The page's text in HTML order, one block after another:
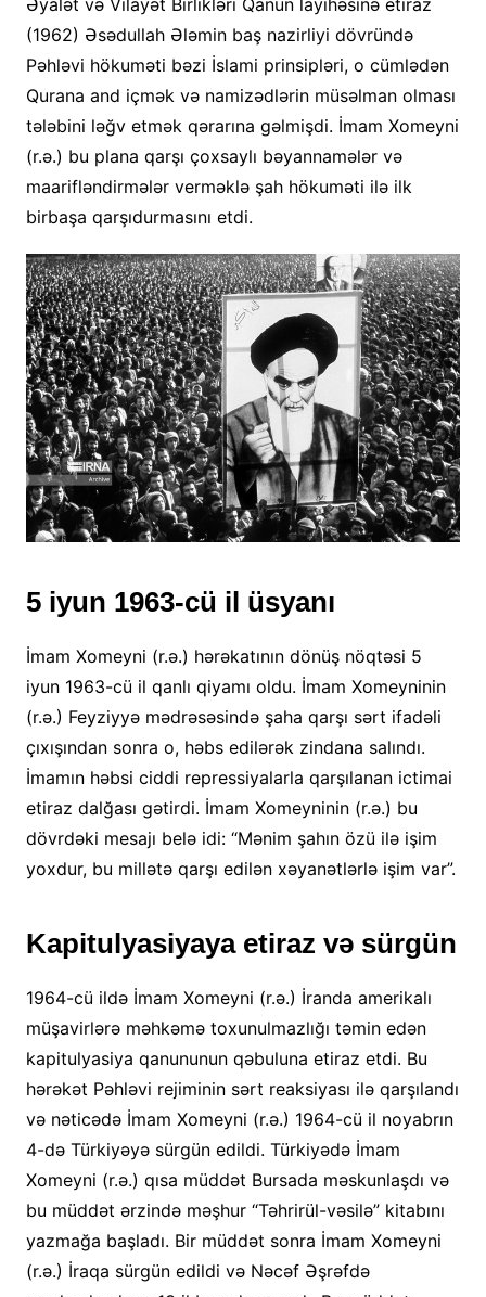
(1962) Əsədullah Ələmin baş nazirliyi dövründə
Pəhləvi hökuməti bəzi İslami prinsipləri, o cümlədən
Qurana and içmək və namizədlərin müsəlman olması
tələbini ləğv etmək qərarına gəlmişdi. İmam Xomeyni
(r.ə.) bu plana qarşı çoxsaylı bəyannamələr və
maarifləndirmələr verməklə şah hökuməti ilə ilk
birbaşa qarşıdurmasını etdi.
5 iyun 1963-cü il üsyanı
İmam Xomeyni (r.ə.) hərəkatının dönüş nöqtəsi 5
iyun 1963-cü il qanlı qiyamı oldu. İmam Xomeyninin
(r.ə.) Feyziyyə mədrəsəsində şaha qarşı sərt ifadəli
çıxışından sonra o, həbs edilərək zindana salındı.
İmamın həbsi ciddi repressiyalarla qarşılanan ictimai
etiraz dalğası gətirdi. İmam Xomeyninin (r.ə.) bu
dövrdəki mesajı belə idi: “Mənim şahın özü ilə işim
yoxdur, bu millətə qarşı edilən xəyanətlərlə işim var”.
Kapitulyasiyaya etiraz və sürgün
1964-cü ildə İmam Xomeyni (r.ə.) İranda amerikalı
müşavirlərə məhkəmə toxunulmazlığı təmin edən
kapitulyasiya qanununun qəbuluna etiraz etdi. Bu
hərəkət Pəhləvi rejiminin sərt reaksiyası ilə qarşılandı
və nəticədə İmam Xomeyni (r.ə.) 1964-cü il noyabrın
4-də Türkiyəyə sürgün edildi. Türkiyədə İmam
Xomeyni (r.ə.) qısa müddət Bursada məskunlaşdı və
bu müddət ərzində məşhur “Təhrirül-vəsilə” kitabını
yazmağa başladı. Bir müddət sonra İmam Xomeyni
(r.ə.) İraqa sürgün edildi və Nəcəf Əşrəfdə